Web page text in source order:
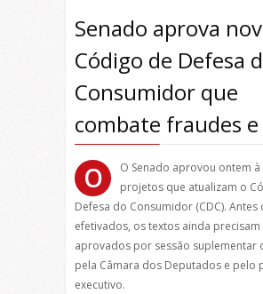
Senado aprova
Código de Defesa
Consumidor que
combate fraudes e
O
O Senado aprovou ontem
projetos que atualizam o
Defesa do Consumidor (CDC). Antes
efetivados, os textos ainda precisam
aprovados por sessão suplementar
pela Câmara dos Deputados e pelo
executivo.